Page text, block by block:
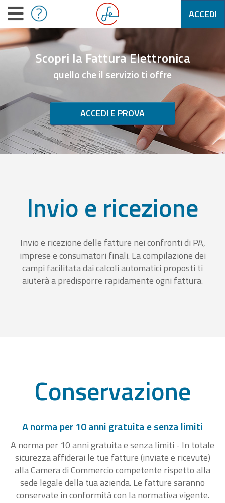
ACCEDI
Scopri la Fattura Elettronica
quello che il servizio ti offre
ACCEDI E PROVA
Invio e ricezione
Invio e ricezione delle fatture nei confronti di PA,
imprese e consumatori finali. La compilazione dei
campi facilitata dai calcoli automatici proposti ti
aiuterà a predisporre rapidamente ogni fattura.
Conservazione
A norma per 10 anni gratuita e senza limiti
A norma per 10 anni gratuita e senza limiti - In totale
sicurezza affiderai le tue fatture (inviate e ricevute)
alla Camera di Commercio competente rispetto alla
sede legale della tua azienda. Le fatture saranno
conservate in conformità con la normativa vigente.